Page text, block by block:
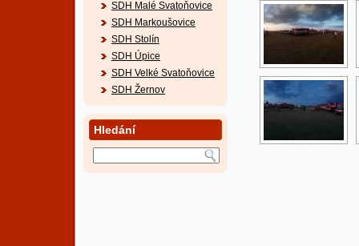
SDH Malé Svatoňovice
SDH Markoušovice
SDH Stolín
SDH Úpice
SDH Velké Svatoňovice
SDH Žernov
Hledání